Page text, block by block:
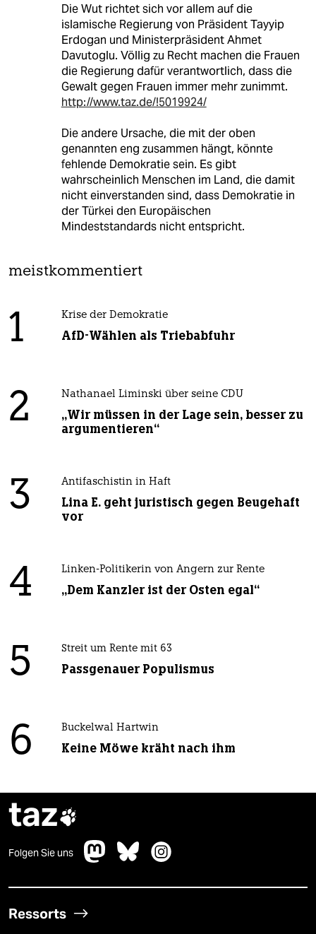
Die Wut richtet sich vor allem auf die
islamische Regierung von Präsident Tayyip
Erdogan und Ministerpräsident Ahmet
Davutoglu. Völlig zu Recht machen die Frauen
die Regierung dafür verantwortlich, dass die
Gewalt gegen Frauen immer mehr zunimmt.
http://www.taz.de/!5019924/
Die andere Ursache, die mit der oben
genannten eng zusammen hängt, könnte
fehlende Demokratie sein. Es gibt
wahrscheinlich Menschen im Land, die damit
nicht einverstanden sind, dass Demokratie in
der Türkei den Europäischen
Mindeststandards nicht entspricht.
meistkommentiert
1 Krise der Demokratie
AfD-Wählen als Triebabfuhr
2 Nathanael Liminski über seine CDU
„Wir müssen in der Lage sein, besser zu
argumentieren“
3 Antifaschistin in Haft
Lina E. geht juristisch gegen Beugehaft
vor
4 Linken-Politikerin von Angern zur Rente
„Dem Kanzler ist der Osten egal“
5 Streit um Rente mit 63
Passgenauer Populismus
6 Buckelwal Hartwin
Keine Möwe kräht nach ihm
taz
Folgen Sie uns
Ressorts